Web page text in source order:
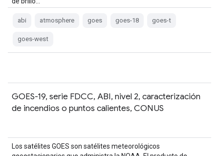
abi atmosphere goes goes-18 goes-t
goes-west
GOES-19, serie FDCC, ABI, nivel 2, caracterización
de incendios o puntos calientes, CONUS
Los satélites GOES son satélites meteorológicos